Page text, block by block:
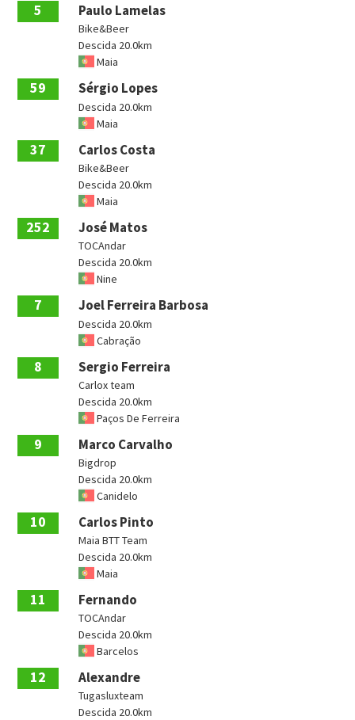
5 Paulo Lamelas
Bike&Beer
Descida 20.0km
Maia
59 Sérgio Lopes
Descida 20.0km
Maia
37 Carlos Costa
Bike&Beer
Descida 20.0km
Maia
252 José Matos
TOCAndar
Descida 20.0km
Nine
7 Joel Ferreira Barbosa
Descida 20.0km
Cabração
8 Sergio Ferreira
Carlox team
Descida 20.0km
Paços De Ferreira
9 Marco Carvalho
Bigdrop
Descida 20.0km
Canidelo
10 Carlos Pinto
Maia BTT Team
Descida 20.0km
Maia
11 Fernando
TOCAndar
Descida 20.0km
Barcelos
12 Alexandre
Tugasluxteam
Descida 20.0km